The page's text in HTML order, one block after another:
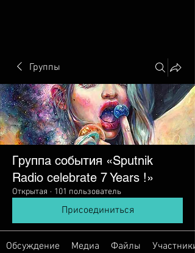
Группы
Группа события «Sputnik
Radio сelebrate 7 Years !»
Открытая · 101 пользователь
Присоединиться
Обсуждение Медиа Файлы Участники